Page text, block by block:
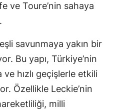
ve Toure’nin sahaya
savunmaya yakın bir
Bu yapı, Türkiye’nin
hızlı geçişlerle etkili
Özellikle Leckie’nin
milli